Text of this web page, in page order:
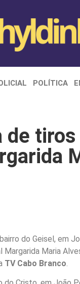
POLÍTICA
do Geisel, em
Maria
TV Cabo Branco.